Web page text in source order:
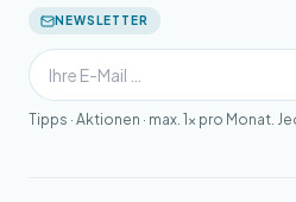
NEWSLETTER
Tipps · Aktionen · max. 1× pro Monat.